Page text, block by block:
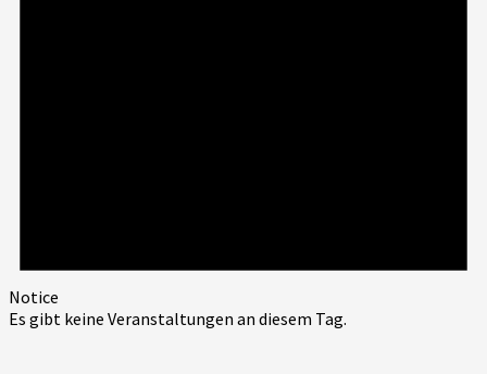
Notice
Es gibt keine Veranstaltungen an diesem Tag.